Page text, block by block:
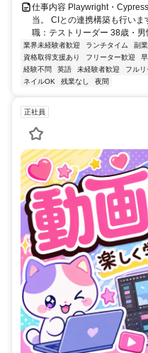
仕事内容 Playwright・
当。 CIとの連携構築も行い
職：テストリーダー 38歳・
業界未経験者歓迎 ランチタイム 副
資格取得支援あり
フリーター歓迎
経験不問
英語 未経験者歓迎 フルリ
ネイルOK
残業なし 夜間
正社員